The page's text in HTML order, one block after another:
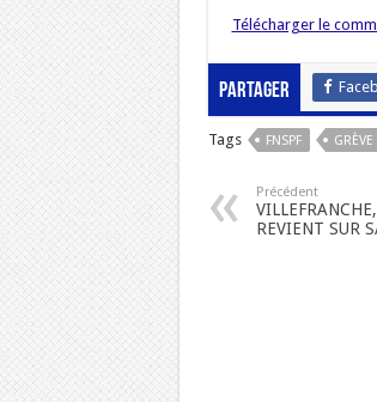
Télécharger le
Partager
Tags FNSPF GRÈVE
Précédent
REVIENT SUR